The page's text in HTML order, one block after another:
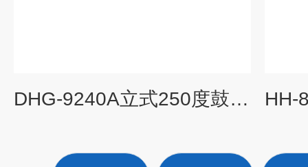
DHG-9240A立式250度鼓风干燥箱 鼓风老化箱 老化箱 烘箱